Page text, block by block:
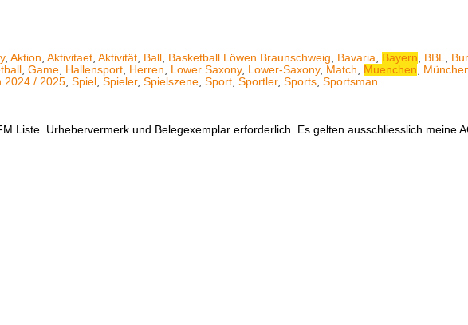
, Aktion Aktivitaet Aktivität Ball Basketball Löwen Braunschweig Bavaria Bayern BBL
Game Hallensport Herren Lower Saxony, Lower-Saxony, Match Muenchen
2024 / 2025 Spiel Spieler, Spielszene Sport Sportler, Sports Sportsman
Liste. Urhebervermerk und Belegexemplar erforderlich. Es gelten ausschliesslich meine